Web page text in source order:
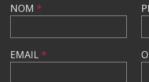
NOM *
EMAIL*